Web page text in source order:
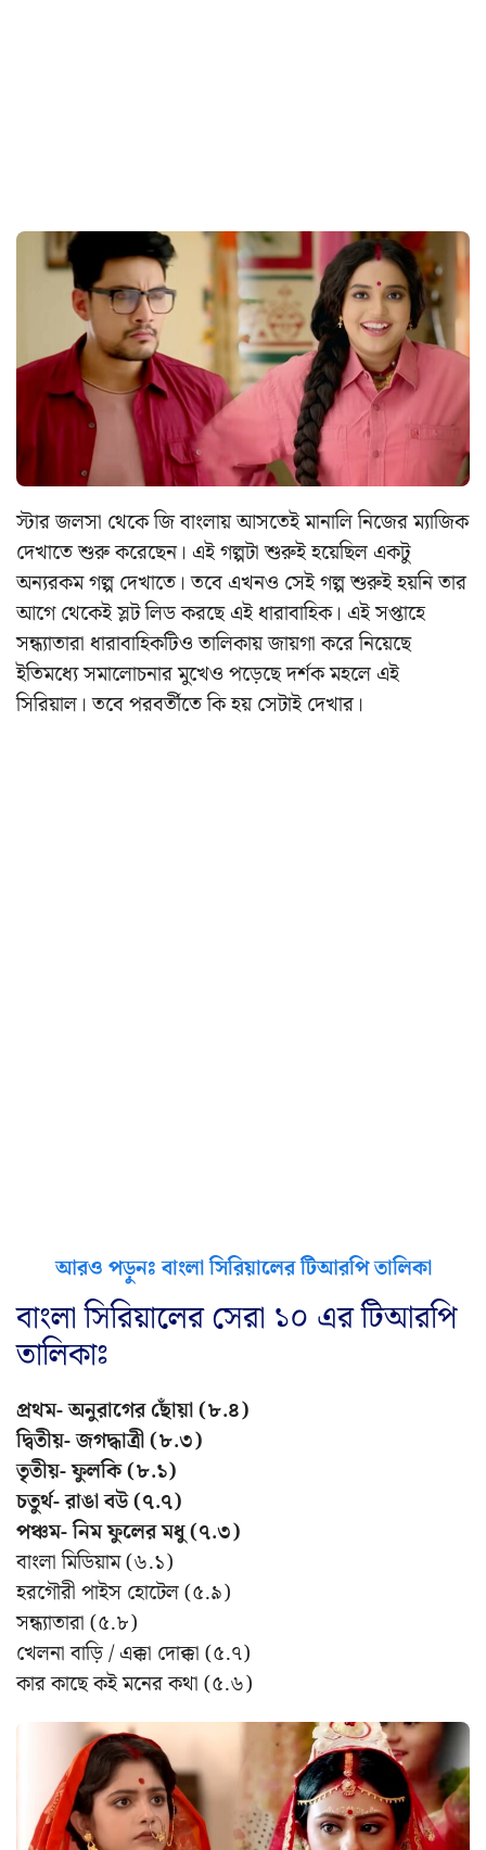
স্টার জলসা থেকে জি বাংলায় আসতেই মানালি নিজের ম্যাজিক
দেখাতে শুরু করেছেন। এই গল্পটা শুরুই হয়েছিল একটু
অন্যরকম গল্প দেখাতে। তবে এখনও সেই গল্প শুরুই হয়নি তার
আগে থেকেই স্লট লিড করছে এই ধারাবাহিক। এই সপ্তাহে
সন্ধ্যাতারা ধারাবাহিকটিও তালিকায় জায়গা করে নিয়েছে
ইতিমধ্যে সমালোচনার মুখেও পড়েছে দর্শক মহলে এই
সিরিয়াল। তবে পরবর্তীতে কি হয় সেটাই দেখার।
আরও পড়ুনঃ বাংলা সিরিয়ালের টিআরপি তালিকা
বাংলা সিরিয়ালের সেরা ১০ এর টিআরপি
তালিকাঃ
প্রথম- অনুরাগের ছোঁয়া (৮.৪)
দ্বিতীয়- জগদ্ধাত্রী (৮.৩)
তৃতীয়- ফুলকি (৮.১)
চতুর্থ- রাঙা বউ (৭.৭)
পঞ্চম- নিম ফুলের মধু (৭.৩)
বাংলা মিডিয়াম (৬.১)
হরগৌরী পাইস হোটেল (৫.৯)
সন্ধ্যাতারা (৫.৮)
খেলনা বাড়ি / এক্কা দোক্কা (৫.৭)
কার কাছে কই মনের কথা (৫.৬)